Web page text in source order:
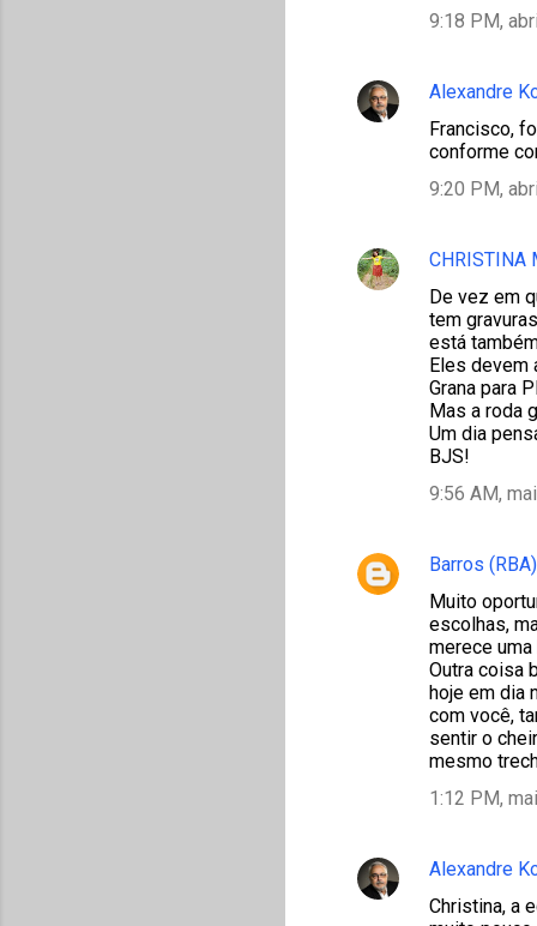
9:18 PM,
Alexandre
Francisco,
conforme
9:20 PM,
CHRISTINA
De vez em
tem
está
Eles devem
Grana para
Mas a roda
Um dia
BJS!
9:56 AM,
Barros (RBA)
Muito
escolhas,
merece
Outra coisa
hoje em dia
com você,
sentir o
mesmo
1:12 PM,
Alexandre
Christina, a